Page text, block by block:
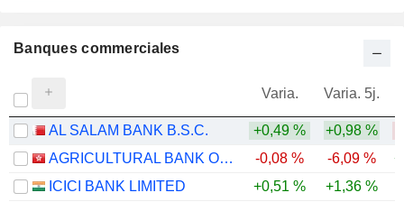
Banques commerciales
Varia. Varia. 5j.
AL SALAM BANK B.S.C. +0,49 % +0,98 %
AGRICULTURAL BANK OF CHINA LIMITED
-0,08 % -6,09 %
ICICI BANK LIMITED
+0,51 % +1,36 %